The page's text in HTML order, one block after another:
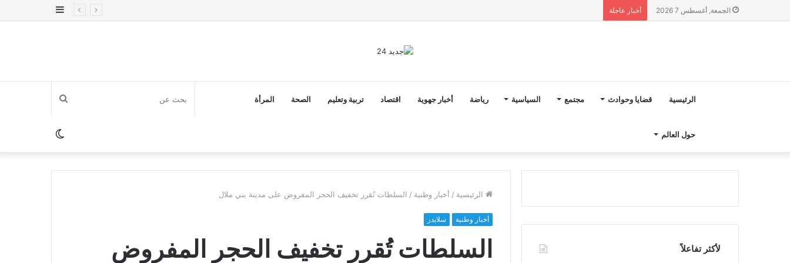
الجمعة, أغسطس 7 2026 أخبار عاجلة
إضافة
الرئيسية قضايا وحوادث مجتمع السياسية رياضة أخبار جهوية اقتصاد تربية وتعليم الصحة المرأة
حول العالم
بحث
عنالوضع
المظلم
الرئيسية / أخبار وطنية / السلطات تُقرر تخفيف الحجر المفروض على مدينة بني ملال
أخبار وطنية سلايدر
السلطات تُقرر تخفيف الحجر المفروض
لأكثر تفاعلاً